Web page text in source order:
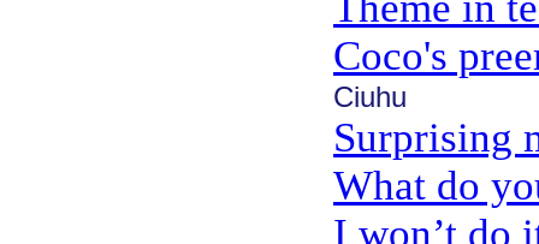
Coco's
Ciuhu
Surprising
What do
I won’t do